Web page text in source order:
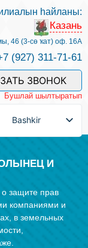
һайланы:
Казань
46 (3-сө ҡат) оф. 16А
(927) 311-71-61
ЗВОНОК
Бушлай шылтыратып
Bashkir
И
защите прав
компаниями и
в земельных